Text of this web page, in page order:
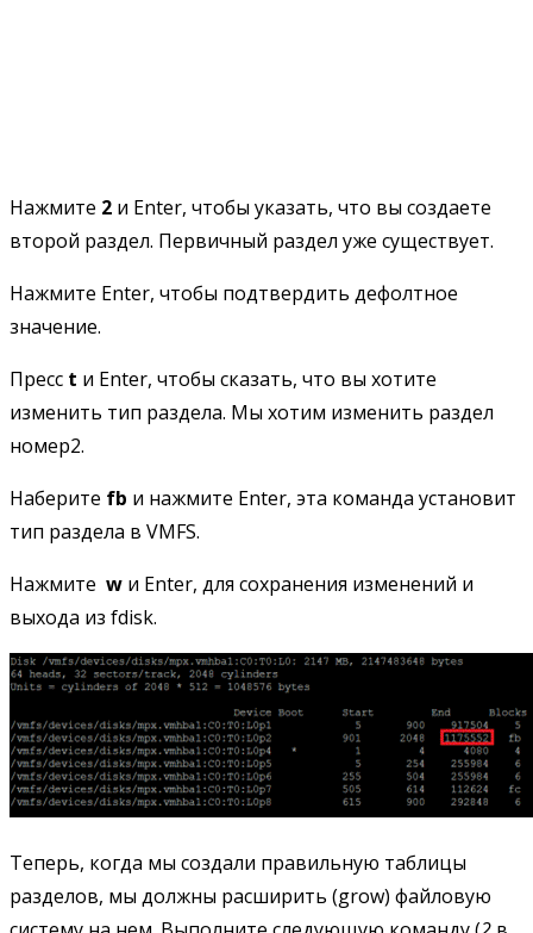
Нажмите 2 и Enter, чтобы указать, что вы создаете
второй раздел. Первичный раздел уже существует.
Нажмите Enter, чтобы подтвердить дефолтное
значение.
Пресс t и Enter, чтобы сказать, что вы хотите
изменить тип раздела. Мы хотим изменить раздел
номер2.
Наберите fb и нажмите Enter, эта команда установит
тип раздела в VMFS.
Нажмите w и Enter, для сохранения изменений и
выхода из fdisk.
Теперь, когда мы создали правильную таблицы
разделов, мы должны расширить (grow) файловую